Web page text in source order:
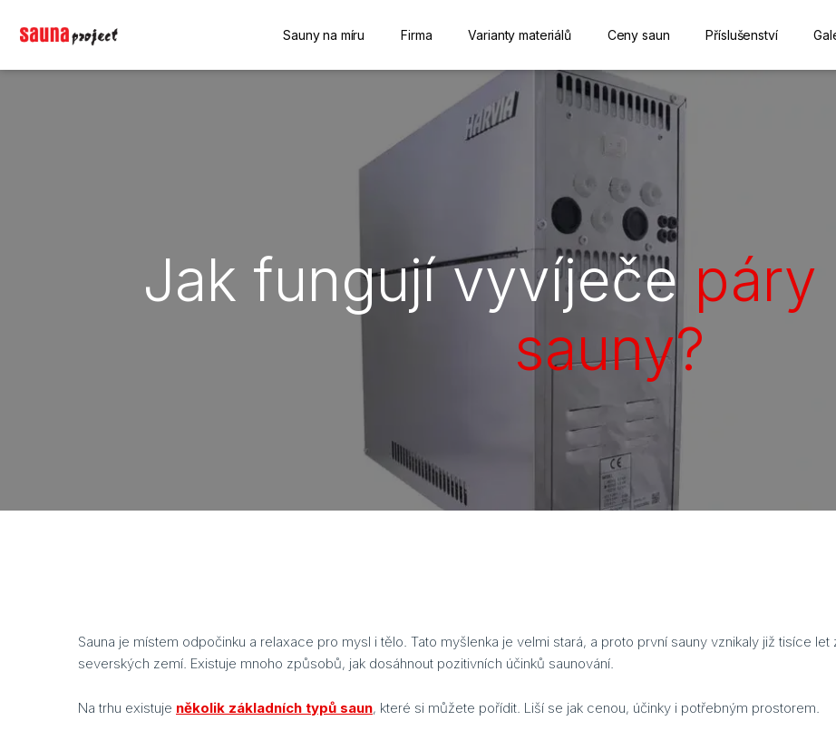
Sauny na míru Firma Varianty materiálů Ceny saun Příslušenství
Jak fungují vyvíječe páry
sauny?
Sauna je místem odpočinku a relaxace pro mysl i tělo. Tato myšlenka je velmi stará, a proto první sauny vznikaly již tisíce
severských zemí. Existuje mnoho způsobů, jak dosáhnout pozitivních účinků saunování.
Na trhu existuje několik základních typů saun, které si můžete pořídit. Liší se jak cenou, účinky i potřebným prostorem.